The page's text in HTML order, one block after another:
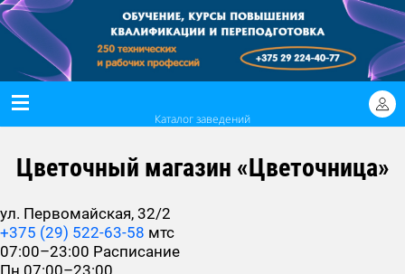
Каталог заведений
Цветочный магазин «Цветочница»
ул. Первомайская, 32/2
+375 (29) 522-63-58 мтс
07:00–23:00 Расписание
Пн 07:00–23:00